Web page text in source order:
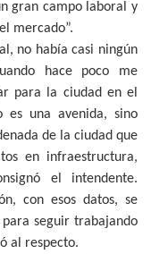
gran campo laboral y
mercado”.
no había casi ningún
hace poco me
para la ciudad en el
es una avenida, sino
de la ciudad que
en infraestructura,
el intendente.
con esos datos, se
seguir trabajando
al respecto.